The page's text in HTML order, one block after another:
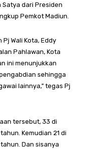
dari Presiden
Pemkot Madiun.
Wali Kota, Eddy
Pahlawan, Kota
ini menunjukkan
sehingga
lainnya,” tegas Pj
tersebut, 33 di
Kemudian 21 di
Dan sisanya